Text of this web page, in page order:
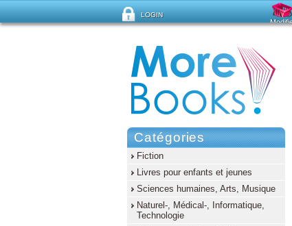
Catégories
Fiction
Livres pour enfants et jeunes
Sciences humaines, Arts, Musique
Naturel-, Médical-, Informatique,
Technologie
LOGIN
Mot de passe oublié ?